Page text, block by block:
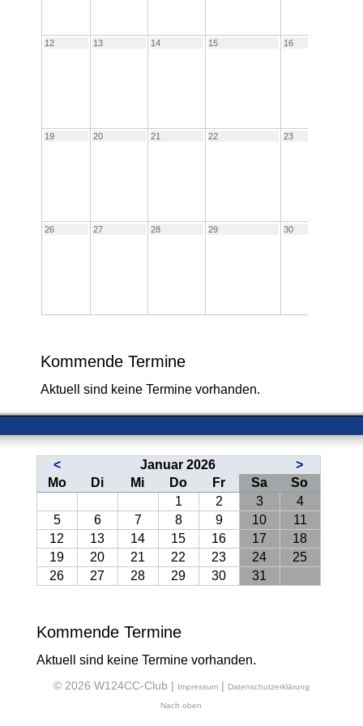
12 13 14 15 16
19 20 21 22 23
26 27 28 29 30
Kommende Termine
Aktuell sind keine Termine vorhanden.
< Januar 2026
>
MontagDienstag
Mittwoch
Donnerstag
FreitagSamstag
So
1
2 3
4
5
6 7 8 9 10
11
12
13 14 15 16 17
18
19
20 21 22 23 24
25
26
27 28 29 30 31
Kommende Termine
Aktuell sind keine Termine vorhanden.
© 2026 W124CC-Club | Impressum| Datenschutzerklärung
Nach oben